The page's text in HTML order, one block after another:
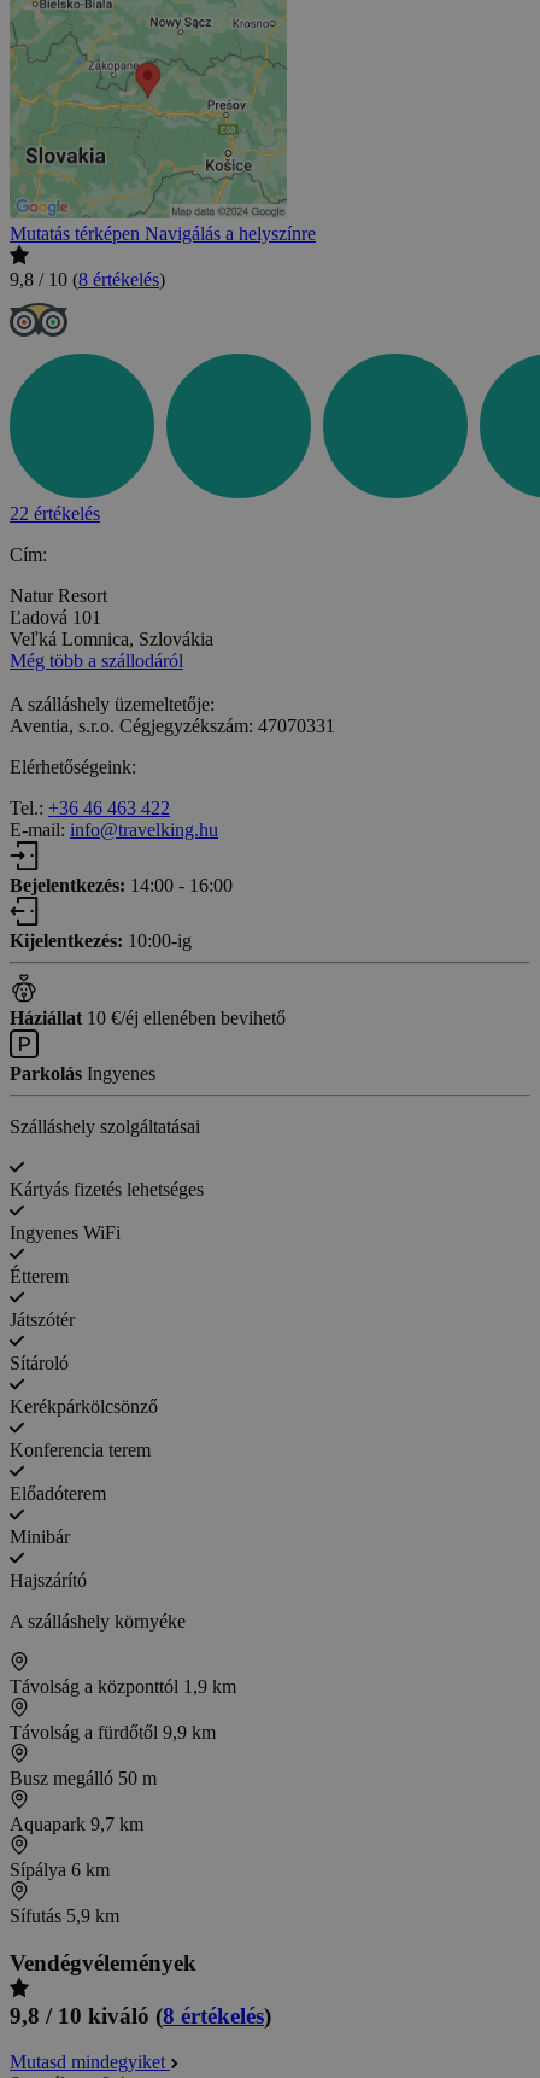
Mutatás térképen Navigálás a helyszínre
9,8 / 10 (8 értékelés)
22 értékelés
Cím:
Natur Resort
Ľadová 101
Veľká Lomnica, Szlovákia
Még több a szállodáról
A szálláshely üzemeltetője:
Aventia, s.r.o. Cégjegyzékszám: 47070331
Elérhetőségeink:
Tel.: +36 46 463 422
E-mail: info@travelking.hu
Bejelentkezés: 14:00 - 16:00
Kijelentkezés: 10:00-ig
Háziállat 10 €/éj ellenében bevihető
Parkolás Ingyenes
Szálláshely szolgáltatásai
Kártyás fizetés lehetséges
Ingyenes WiFi
Étterem
Játszótér
Sítároló
Kerékpárkölcsönző
Konferencia terem
Előadóterem
Minibár
Hajszárító
A szálláshely környéke
Távolság a központtól 1,9 km
Távolság a fürdőtől 9,9 km
Busz megálló 50 m
Aquapark 9,7 km
Sípálya 6 km
Sífutás 5,9 km
Vendégvélemények
9,8 / 10 kiváló (8 értékelés)
Mutasd mindegyiket